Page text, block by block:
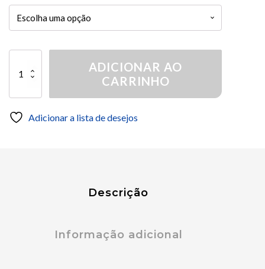
Ziclips
quantidade
ADICIONAR AO
CARRINHO
Adicionar a lista de desejos
Descrição
Informação adicional